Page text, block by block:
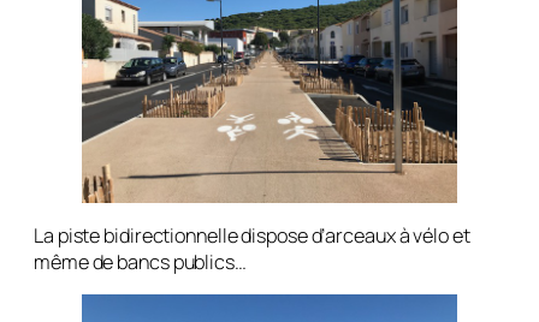
La piste bidirectionnelle dispose d’arceaux à vélo et
même de bancs publics…